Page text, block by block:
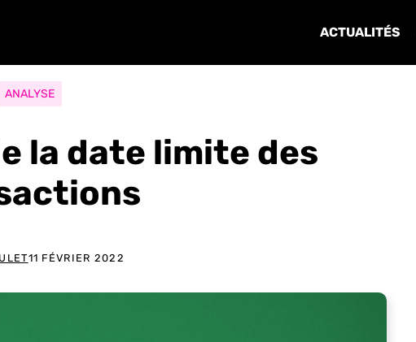
ACTUALITÉS
ANALYSE
la date limite des
11 FÉVRIER 2022